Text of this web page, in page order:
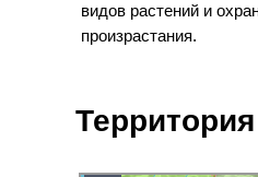
видов растений и
произрастания.